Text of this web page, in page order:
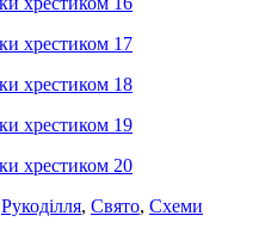
Рукоділля, Свято, Схеми